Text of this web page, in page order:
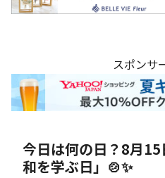
スポンサ
今日は何の日？8月
和を学ぶ日」🍲✨